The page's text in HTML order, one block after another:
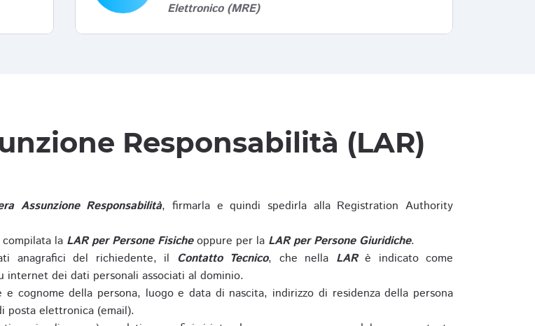
Elettronico (MRE)
Responsabilità (LAR)
Assunzione Responsabilità, firmarla e quindi spedirla alla Registration Authority
la LAR per Persone Fisicheoppure per la LAR per Persone Giuridiche.
anagrafici del richiedente, il Contatto Tecnico, che nella LARè indicato come
internet dei dati personali associati al dominio.
cognome della persona, luogo e data di nascita, indirizzo di residenza della persona
posta elettronica (email).